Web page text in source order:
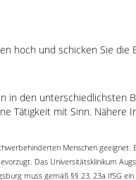
hoch und schicken Sie die
in den unterschiedlichsten
Tätigkeit mit Sinn. Nähere
Menschen
Das Universitätsklinikum
muss gemäß §§ 23, 23a IfSG